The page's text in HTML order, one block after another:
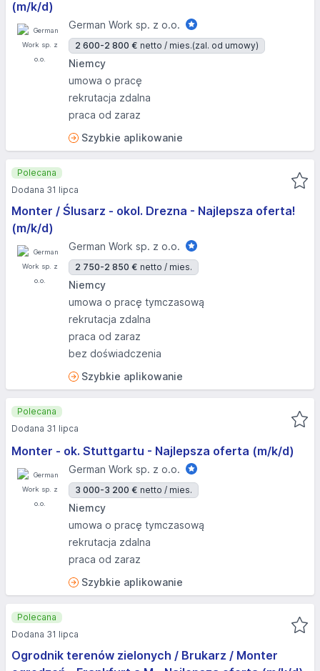
(m/k/d)
German Work sp. z o.o.
2 600-2 800 € netto / mies.(zal. od umowy)
Niemcy
umowa o pracę
rekrutacja zdalna
praca od zaraz
Szybkie aplikowanie
Monter / Ślusarz - okol. Drezna - Najlepsza oferta!
(m/k/d)
German Work sp. z o.o.
2 750-2 850 € netto / mies.
Niemcy
umowa o pracę tymczasową
rekrutacja zdalna
praca od zaraz
bez doświadczenia
Szybkie aplikowanie
Polecana
Dodana 31 lipca
Monter - ok. Stuttgartu - Najlepsza oferta (m/k/d)
German Work sp. z o.o.
3 000-3 200 € netto / mies.
Niemcy
umowa o pracę tymczasową
rekrutacja zdalna
praca od zaraz
Szybkie aplikowanie
Polecana
Dodana 31 lipca
Ogrodnik terenów zielonych / Brukarz / Monter
Polecana
Dodana 31 lipca